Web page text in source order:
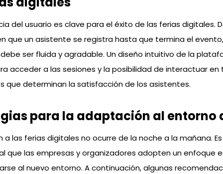
del usuario es clave para el éxito de las ferias digitales.
que un asistente se registra hasta que termina el
ser fluida y agradable. Un diseño intuitivo de la
acceder a las sesiones y la posibilidad de interactuar en
que determinan la satisfacción de los asistentes.
para la adaptación al entorno
a las ferias digitales no ocurre de la noche a la mañana. Es
que las empresas y organizadores adopten un enfoque
al nuevo entorno. A continuación, algunas